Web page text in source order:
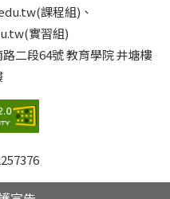
課程組)、
實習組)
二段64號 教育學院 井塘樓